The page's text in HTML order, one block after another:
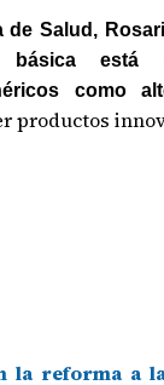
de Salud,
básica está
como
productos
la reforma a